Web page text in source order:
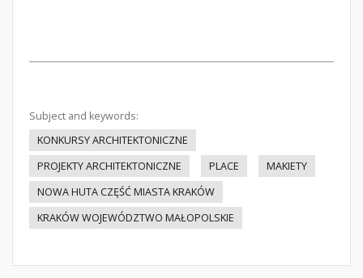
Subject and keywords:
KONKURSY ARCHITEKTONICZNE
PROJEKTY ARCHITEKTONICZNE
PLACE
MAKIETY
NOWA HUTA CZĘŚĆ MIASTA KRAKÓW
KRAKÓW WOJEWÓDZTWO MAŁOPOLSKIE